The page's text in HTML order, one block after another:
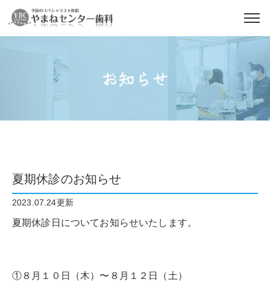
お知らせ
夏期休診のお知らせ
2023.07.24更新
夏期休診日についてお知らせいたします。
①８月１０日（木）〜８月１２日（土）